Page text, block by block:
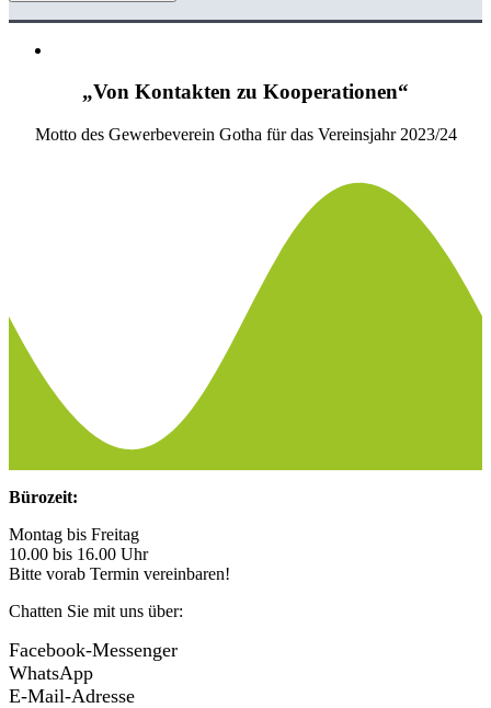
„Von Kontakten zu Kooperationen“
Motto des Gewerbeverein Gotha für das Vereinsjahr 2023/24
Bürozeit:
Montag bis Freitag
10.00 bis 16.00 Uhr
Bitte vorab Termin vereinbaren!
Chatten Sie mit uns über:
Facebook-Messenger
WhatsApp
E-Mail-Adresse